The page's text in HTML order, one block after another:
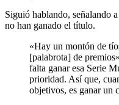
Siguió hablando, señalando
no han ganado el título.
«Hay un montón de
[palabrota] de
falta ganar esa Serie
prioridad. Así que,
objetivos, es ganar un